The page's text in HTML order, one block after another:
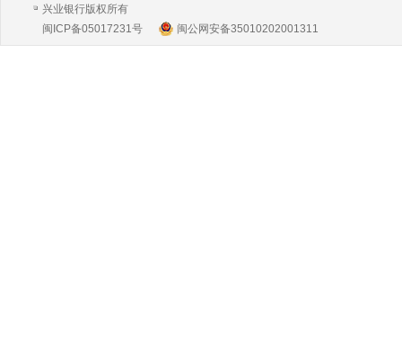
兴业银行版权所有
闽ICP备05017231号
闽公网安备35010202001311